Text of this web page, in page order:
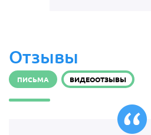
Отзывы
ПИСЬМА ВИДЕООТЗЫВЫ